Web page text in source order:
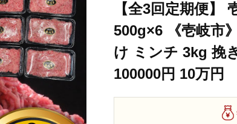
【全3回定期便】
500g×6 《壱岐市
け ミンチ 3kg 挽
100000円 10万円